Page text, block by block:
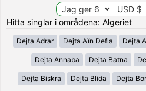
Hitta singlar i områdena: Algeriet
Dejta Adrar Dejta Aïn Defla Dejta
Dejta Annaba Dejta Batna
Dejta Biskra Dejta Blida Dejta